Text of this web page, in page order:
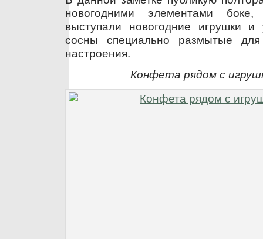
новогодними элементами
выступали новогодние игрушки
сосны специально размытые для
настроения.
Конфета рядом с